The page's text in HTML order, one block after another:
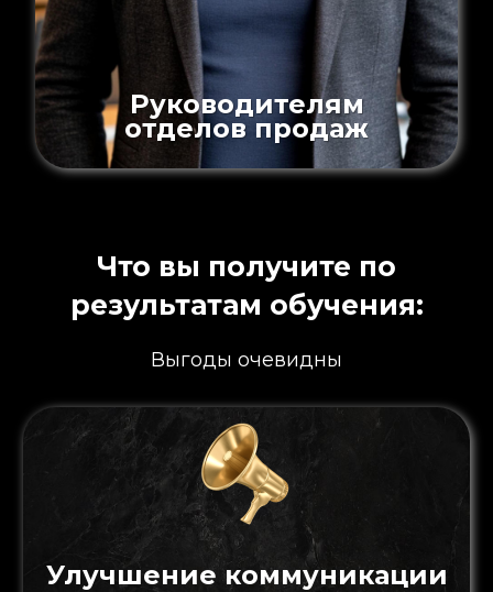
Руководителям
отделов продаж
Что вы получите по
результатам обучения:
Выгоды очевидны
Улучшение коммуникации